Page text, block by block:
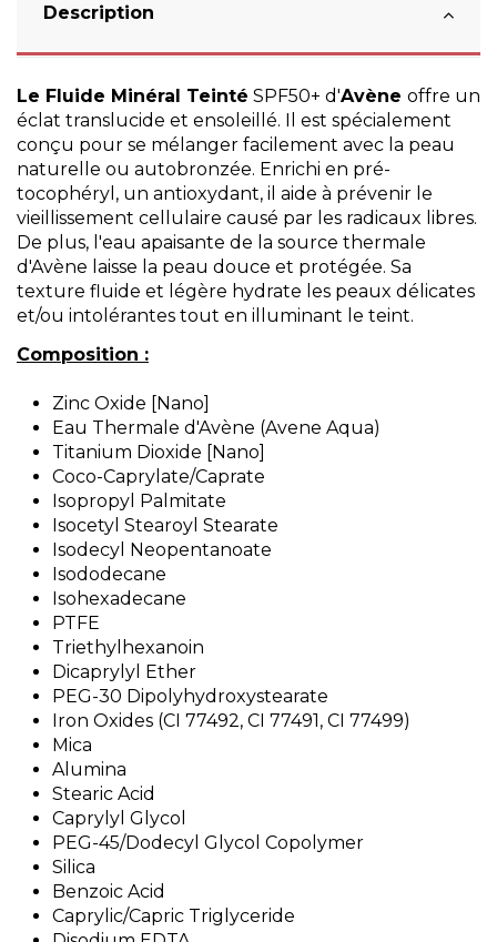
Description
Le Fluide Minéral Teinté SPF50+ d'Avène offre un
éclat translucide et ensoleillé. Il est spécialement
conçu pour se mélanger facilement avec la peau
naturelle ou autobronzée. Enrichi en pré-
tocophéryl, un antioxydant, il aide à prévenir le
vieillissement cellulaire causé par les radicaux libres.
De plus, l'eau apaisante de la source thermale
d'Avène laisse la peau douce et protégée. Sa
texture fluide et légère hydrate les peaux délicates
et/ou intolérantes tout en illuminant le teint.
Composition :
Zinc Oxide [Nano]
Eau Thermale d'Avène (Avene Aqua)
Titanium Dioxide [Nano]
Coco-Caprylate/Caprate
Isopropyl Palmitate
Isocetyl Stearoyl Stearate
Isodecyl Neopentanoate
Isododecane
Isohexadecane
PTFE
Triethylhexanoin
Dicaprylyl Ether
PEG-30 Dipolyhydroxystearate
Iron Oxides (CI 77492, CI 77491, CI 77499)
Mica
Alumina
Stearic Acid
Caprylyl Glycol
PEG-45/Dodecyl Glycol Copolymer
Silica
Benzoic Acid
Caprylic/Capric Triglyceride